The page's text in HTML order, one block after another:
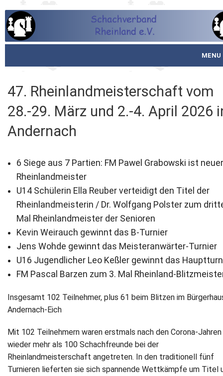
MENU
Spielbetrieb
Meistertafel
Fotos
Service
Newsletter
Kontakt
Datenschutz
47. Rheinlandmeisterschaft vom
28.-29. März und 2.-4. April 2026
Andernach
6 Siege aus 7 Partien: FM Pawel Grabowski ist neuer
Rheinlandmeister
U14 Schülerin Ella Reuber verteidigt den Titel der
Rheinlandmeisterin / Dr. Wolfgang Polster zum
Mal Rheinlandmeister der Senioren
Kevin Weirauch gewinnt das B-Turnier
Jens Wohde gewinnt das Meisteranwärter-Turnier
U16 Jugendlicher Leo Keßler gewinnt das
FM Pascal Barzen zum 3. Mal Rheinland-
Insgesamt 102 Teilnehmer, plus 61 beim Blitzen im
Andernach-Eich
Mit 102 Teilnehmern waren erstmals nach den Corona-Jahren
wieder mehr als 100 Schachfreunde bei der
Rheinlandmeisterschaft angetreten. In den traditionell fünf
Turnieren lieferten sie sich spannende Wettkämpfe um Titel